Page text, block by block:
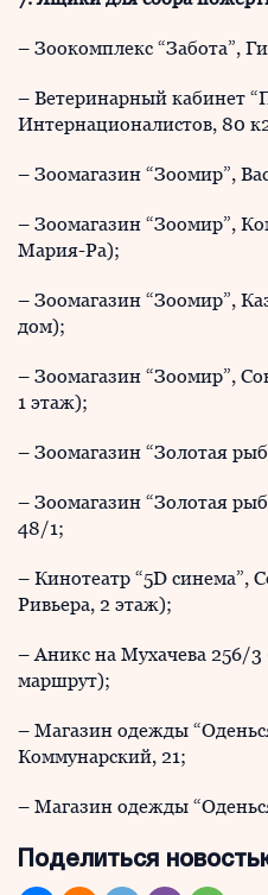
– Зоокомплекс “Забота”,
– Ветеринарный кабинет
Интернационалистов, 80
– Зоомагазин “Зоомир”,
– Зоомагазин “Зоомир”,
Мария-Ра);
– Зоомагазин “Зоомир”,
дом);
– Зоомагазин “Зоомир”,
1 этаж);
– Зоомагазин “Золотая
– Зоомагазин “Золотая
48/1;
– Кинотеатр “5D синема”,
Ривьера, 2 этаж);
– Аникс на Мухачева 256/3
маршрут);
– Магазин одежды
Коммунарский, 21;
– Магазин одежды
Поделиться